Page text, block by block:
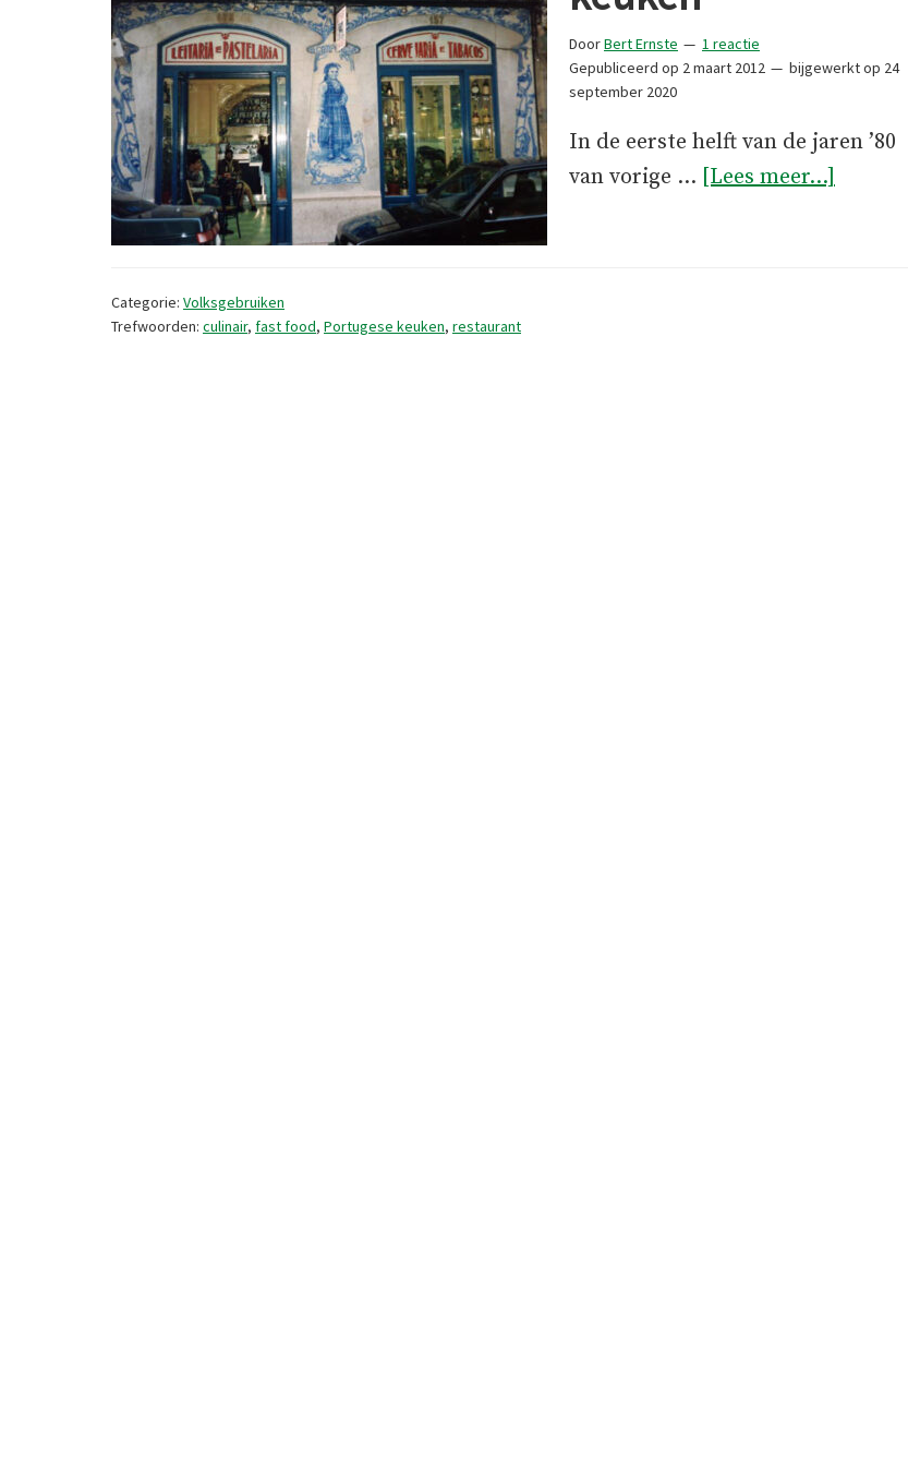
DoorBert Ernste
1 reactie
Gepubliceerd op 2 maart 2012 bijgewerkt op 24
september 2020
In de eerste helft van de jaren ’80
van vorige … [Lees meer...]
Categorie: Volksgebruiken
Trefwoorden: culinair, fast food, Portugese keuken, restaurant